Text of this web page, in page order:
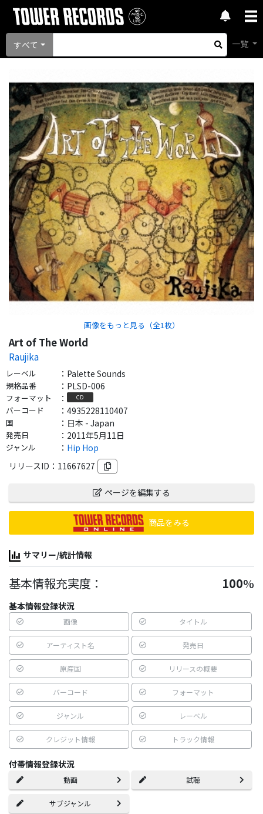
すべて 一覧
画像をもっと見る（全1 枚）
Art of The World
Raujika
レーベル ： Palette Sounds
規格品番 ： PLSD-006
フォーマット ： CD
バーコード ： 4935228110407
国 ： 日本 - Japan
発売日 ： 2011年5月11日
ジャンル ： Hip Hop
リリースID： 11667627
ページを編集する
商品をみる
サマリー/統計情報
基本情報充実度： 100%
基本情報登録状況
画像 タイトル
アーティスト名 発売日
原産国 リリースの概要
バーコード フォーマット
ジャンル レーベル
クレジット情報 トラック情報
付帯情報登録状況
動画 試聴
サブジャンル